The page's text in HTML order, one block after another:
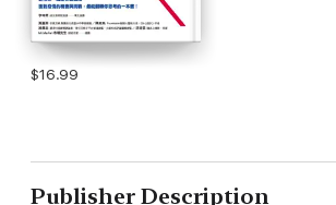
$16.99
Publisher Description